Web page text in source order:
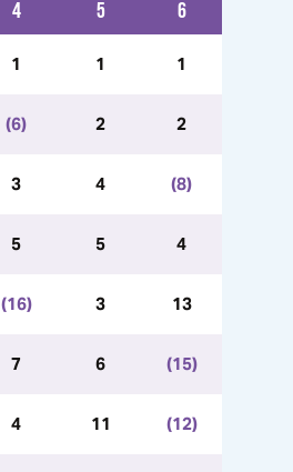
4 5 6
1 1 1
(6) 2 2
3 4 (8)
5 5 4
(16) 3 13
7 6 (15)
4 11 (12)